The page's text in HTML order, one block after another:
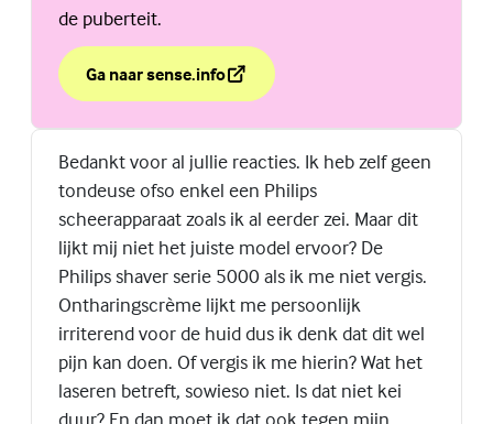
de puberteit.
Ga naar sense.info
over Jouw jongenslichaam verandert in de puberteit.
(Externe link)
Bedankt voor al jullie reacties. Ik heb zelf geen
tondeuse ofso enkel een Philips
scheerapparaat zoals ik al eerder zei. Maar dit
lijkt mij niet het juiste model ervoor? De
Philips shaver serie 5000 als ik me niet vergis.
Ontharingscrème lijkt me persoonlijk
irriterend voor de huid dus ik denk dat dit wel
pijn kan doen. Of vergis ik me hierin? Wat het
laseren betreft, sowieso niet. Is dat niet kei
duur? En dan moet ik dat ook tegen mijn